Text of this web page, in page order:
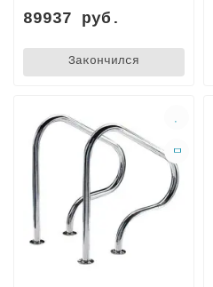
89937 руб.
Закончился